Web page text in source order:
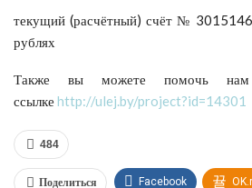
текущий (расчётный) счёт №
рублях
Также вы можете помочь
ссылке http://ulej.by/project?id=14301
484
Поделиться Facebook